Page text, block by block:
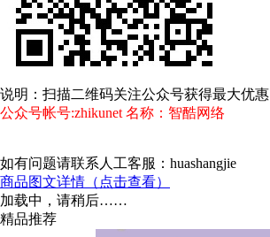
说明：扫描二维码关注公众号获得最大优惠
公众号帐号:zhikunet 名称：智酷网络
如有问题请联系人工客服：huashangjie
商品图文详情（点击查看）
加载中，请稍后……
精品推荐